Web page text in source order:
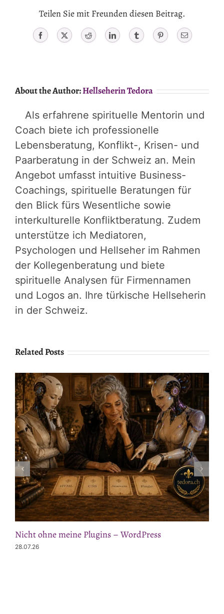
Teilen Sie mit Freunden diesen Beitrag.
Facebook X Reddit LinkedIn Tumblr PinterestEmail
About the Author:Hellseherin Tedora
Als erfahrene spirituelle Mentorin und
Coach biete ich professionelle
Lebensberatung, Konflikt-, Krisen- und
Paarberatung in der Schweiz an. Mein
Angebot umfasst intuitive Business-
Coachings, spirituelle Beratungen für
den Blick fürs Wesentliche sowie
interkulturelle Konfliktberatung. Zudem
unterstütze ich Mediatoren,
Psychologen und Hellseher im Rahmen
der Kollegenberatung und biete
spirituelle Analysen für Firmennamen
und Logos an. Ihre türkische Hellseherin
in der Schweiz.
Related Posts
Nicht ohne meine Plugins – WordPress
28.07.26